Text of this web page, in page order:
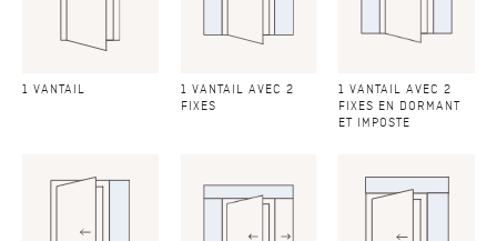
1 VANTAIL
1 VANTAIL AVEC 2
FIXES
1 VANTAIL AVEC 2
FIXES EN DORMANT
ET IMPOSTE